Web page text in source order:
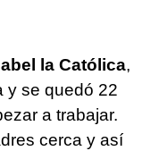
la Católica,
y se quedó 22
a trabajar.
cerca y así